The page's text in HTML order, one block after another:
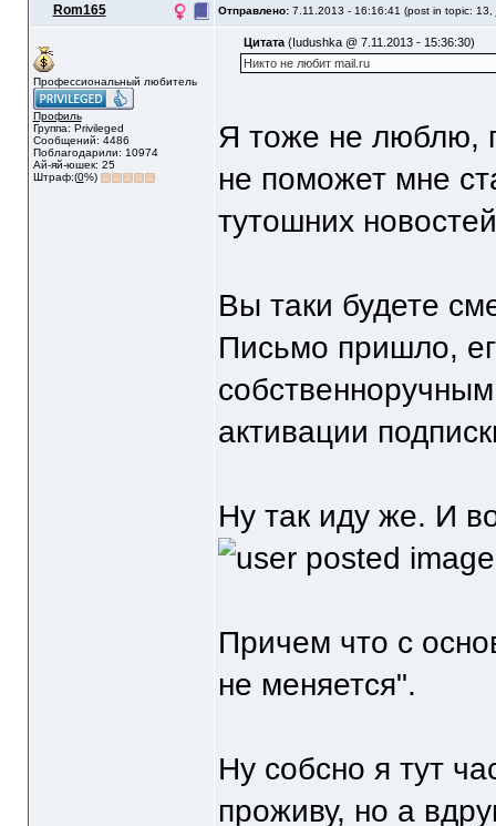
Rom165 Отправлено: 7.11.2013 - 16:16:41 (post in topic: 13,
Профессиональный любитель
Профиль
Группа: Privileged
Сообщений: 4486
Поблагодарили: 10974
Ай-яй-юшек: 25
Штраф:(0%)
Цитата(Iudushka @ 7.11.2013 - 15:36:30)
Никто не любит mail.ru
Я тоже не люблю,
не поможет мне
тутошних
Вы таки будете
Письмо пришло,
активации
Ну так иду же. И
Причем что с
не меняется".
Ну собсно я тут
проживу, но а